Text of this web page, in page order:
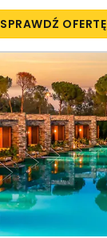
SPRAWDŹ OFERTĘ